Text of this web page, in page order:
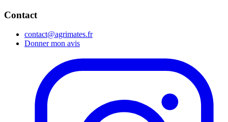
Contact
contact@agrimates.fr
Donner mon avis